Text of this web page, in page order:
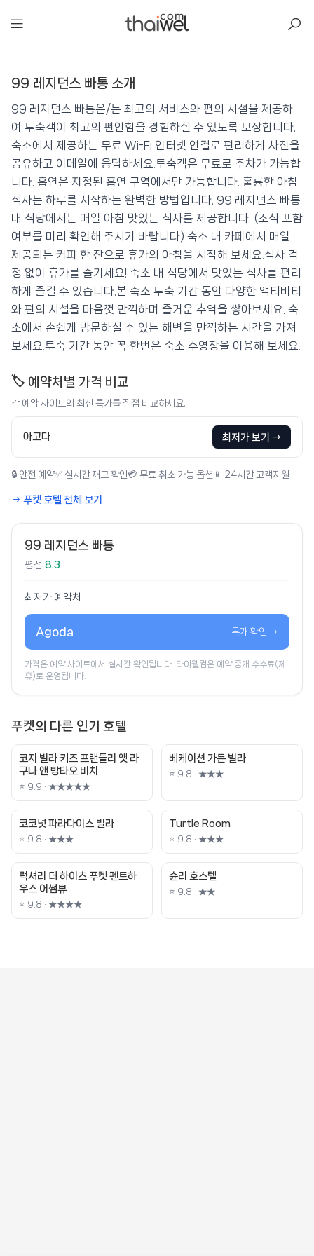
99 레지던스 빠통
📍 푸켓 ★★★ ⭐ 8.3
💰 최저가 확인 · 예약하기
99 레지던스 빠통 소개
99 레지던스 빠통은/는 최고의 서비스와 편의 시설을 제공하
여 투숙객이 최고의 편안함을 경험하실 수 있도록 보장합니다.
숙소에서 제공하는 무료 Wi-Fi 인터넷 연결로 편리하게 사진을
공유하고 이메일에 응답하세요.투숙객은 무료로 주차가 가능합
니다. 흡연은 지정된 흡연 구역에서만 가능합니다. 훌륭한 아침
식사는 하루를 시작하는 완벽한 방법입니다. 99 레지던스 빠통
내 식당에서는 매일 아침 맛있는 식사를 제공합니다. (조식 포함
여부를 미리 확인해 주시기 바랍니다) 숙소 내 카페에서 매일
제공되는 커피 한 잔으로 휴가의 아침을 시작해 보세요.식사 걱
정 없이 휴가를 즐기세요! 숙소 내 식당에서 맛있는 식사를 편리
하게 즐길 수 있습니다.본 숙소 투숙 기간 동안 다양한 액티비티
와 편의 시설을 마음껏 만끽하며 즐거운 추억을 쌓아보세요. 숙
소에서 손쉽게 방문하실 수 있는 해변을 만끽하는 시간을 가져
보세요.투숙 기간 동안 꼭 한번은 숙소 수영장을 이용해 보세요.
🏷️ 예약처별 가격 비교
각 예약 사이트의 최신 특가를 직접 비교하세요.
아고다 최저가 보기 →
🔒 안전 예약✅ 실시간 재고 확인 💳 무료 취소 가능 옵션 📱 24시간 고객지원
→ 푸켓 호텔 전체 보기
99 레지던스 빠통
평점 8.3
최저가 예약처
Agoda 특가 확인 →
가격은 예약 사이트에서 실시간 확인됩니다. 타이웰컴은 예약 중개 수수료(제
휴)로 운영됩니다.
푸켓의 다른 인기 호텔
코지 빌라 키즈 프랜들리 앳 라
구나 앤 방타오 비치
⭐ 9.9 · ★★★★★
베케이션 가든 빌라
⭐ 9.8 · ★★★
코코넛 파라다이스 빌라
⭐ 9.8 · ★★★
Turtle Room
⭐ 9.8 · ★★★
럭셔리 더 하이츠 푸켓 펜트하
우스 어썸뷰
⭐ 9.8 · ★★★★
슌리 호스텔
⭐ 9.8 · ★★